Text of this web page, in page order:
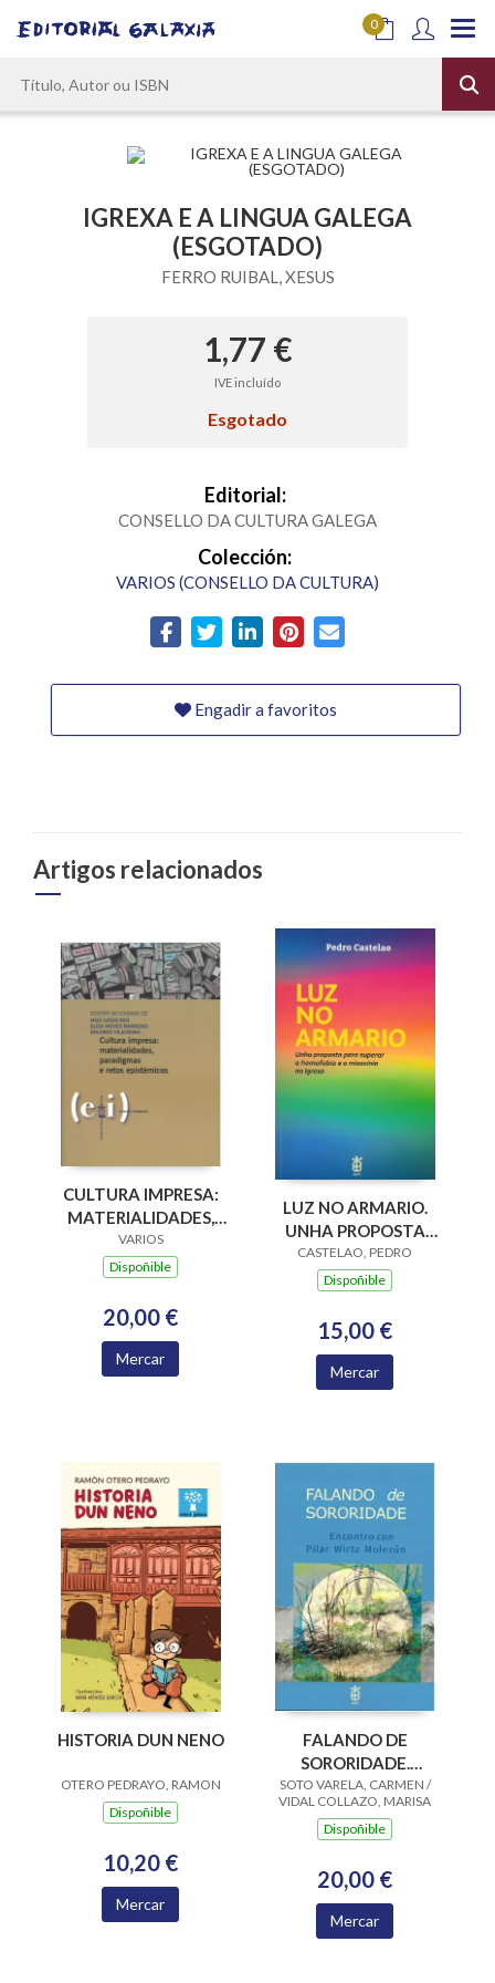
0
IGREXA E A LINGUA GALEGA
(ESGOTADO)
FERRO RUIBAL, XESUS
1,77 €
IVE incluído
Esgotado
Editorial:
CONSELLO DA CULTURA GALEGA
Colección:
VARIOS (CONSELLO DA CULTURA)
Engadir a favoritos
Artigos relacionados
CULTURA IMPRESA:
MATERIALIDADES,
PARADIGMAS E
RETOS EPISTÉMICOS
VARIOS
Dispoñible
20,00 €
Mercar
LUZ NO ARMARIO.
UNHA PROPOSTA
PARA SUPERAR A
HOMOFOBIA E A
IGREXA
CASTELAO, PEDRO
Dispoñible
15,00 €
Mercar
HISTORIA DUN NENO
OTERO PEDRAYO, RAMON
Dispoñible
10,20 €
Mercar
FALANDO DE
SORORIDADE.
ENCONTRO CON
PILAR WIRTZ
MOLEZUN
SOTO VARELA, CARMEN /
VIDAL COLLAZO, MARISA
Dispoñible
20,00 €
Mercar